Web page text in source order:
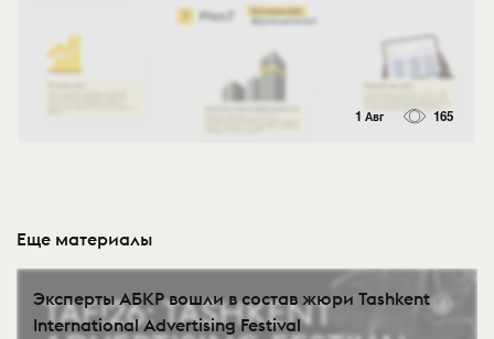
1 Авг 165
Еще материалы
Эксперты АБКР вошли в состав жюри Tashkent
International Advertising Festival